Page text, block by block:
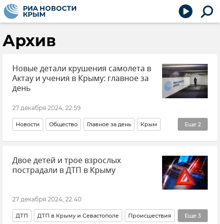
Архив
Новые детали крушения самолета в
Актау и учения в Крыму: главное за
день
27 декабря 2024, 22:59
Еще 2
Новости Общество Главное за день Крым
Новости Крыма В мире
Двое детей и трое взрослых
пострадали в ДТП в Крыму
27 декабря 2024, 22:40
Еще 3
ДТП ДТП в Крыму и Севастополе Происшествия